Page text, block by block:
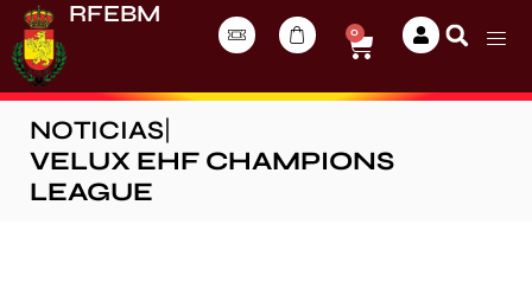
RFEBM
0
NOTICIAS
VELUX EHF CHAMPIONS
LEAGUE